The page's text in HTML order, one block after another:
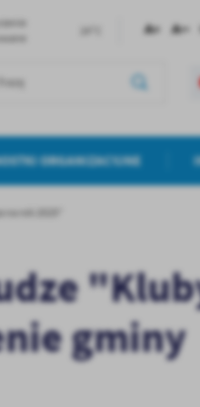
ORGANIZACYJNE
rok 2025"
gminy